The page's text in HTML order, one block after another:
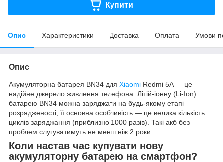
Купити
Опис Характеристики Доставка Оплата Умови
Опис
Акумуляторна батарея BN34 для Xiaomi Redmi 5A — це
надійне джерело живлення телефона. Літій-іонну (Li-Ion)
батарею BN34 можна заряджати на будь-якому етапі
розрядженості, її основна особливість — це велика кількість
циклів заряджання (приблизно 1000 разів). Такі акб без
проблем слугуватимуть не менш ніж 2 роки.
Коли настав час купувати нову
акумуляторну батарею на смартфон?